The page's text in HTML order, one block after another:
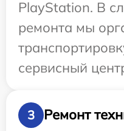
PlayStation. В
ремонта мы
сервисный
3
Ремонт